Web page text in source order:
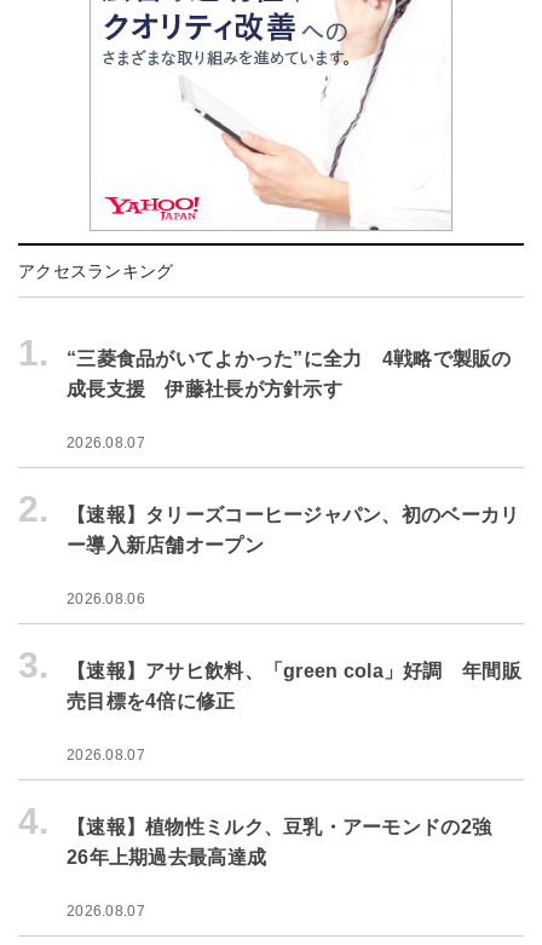
アクセスランキング
1.
“三菱食品がいてよかった”に全力 4戦略で製販の
成長支援 伊藤社長が方針示す
2026.08.07
2.
【速報】タリーズコーヒージャパン、初のベーカリ
ー導入新店舗オープン
2026.08.06
3.
【速報】アサヒ飲料、「green cola」好調 年間販
売目標を4倍に修正
2026.08.07
4.
【速報】植物性ミルク、豆乳・アーモンドの2強
26年上期過去最高達成
2026.08.07